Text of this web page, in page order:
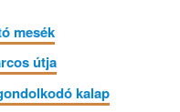
mesék
útja
kalap